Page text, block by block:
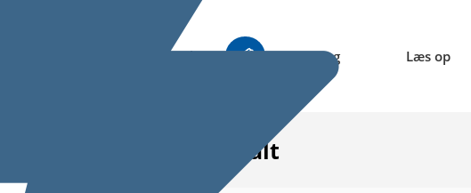
Skriftstørrelse Tegnsprog Læs op
Kort fortalt